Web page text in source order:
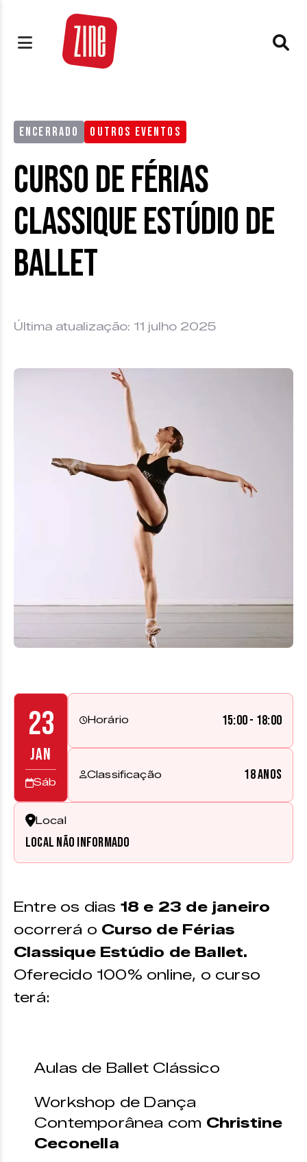
ENCERRADO OUTROS EVENTOS
Curso de Férias
Classique Estúdio de
Ballet
Última atualização: 11 julho 2025
23
JAN
Sáb
Horário 15:00 - 18:00
Classificação 18 anos
Local
Local não informado
Entre os dias 18 e 23 de janeiro
ocorrerá o Curso de Férias
Classique Estúdio de Ballet.
Oferecido 100% online, o curso
terá:
Aulas de Ballet Clássico
Workshop de Dança
Contemporânea com Christine
Ceconella